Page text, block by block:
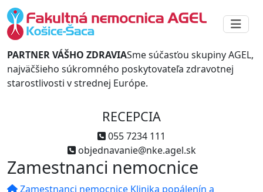
PARTNER VÁŠHO ZDRAVIASme súčasťou skupiny AGEL,
najväčšieho súkromného poskytovateľa zdravotnej
starostlivosti v strednej Európe.
RECEPCIA
055 7234 111
objednavanie@nke.agel.sk
Zamestnanci nemocnice
Zamestnanci nemocnice Klinika popálenín a